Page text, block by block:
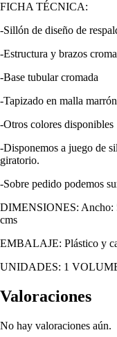
FICHA TÉCNICA:
-Sillón de diseño de
-Estructura y brazos
-Base tubular cromada
-Tapizado en malla marrón
-Otros colores disponibles
-Disponemos a juego de
giratorio.
-Sobre pedido podemos
DIMENSIONES: Ancho:
cms
EMBALAJE: Plástico y
UNIDADES: 1
Valoraciones
No hay valoraciones aún.